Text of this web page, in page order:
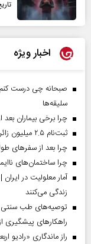
اخبار ویژه
سلیقه‌ها
چرا برخی بیماران بعد
ثبت‌نام ۲.۵ میلیون زائر در سماح | عبور ۱.۷ میلیون نفر از مرز‌های اربعین
چرا بعد از سفرهای
چرا ساختمان‌های
زندگی می‌کنند
توصیه‌های طب سنتی
راهکارهای پیشگیری
راز ماندگاری «رادیو